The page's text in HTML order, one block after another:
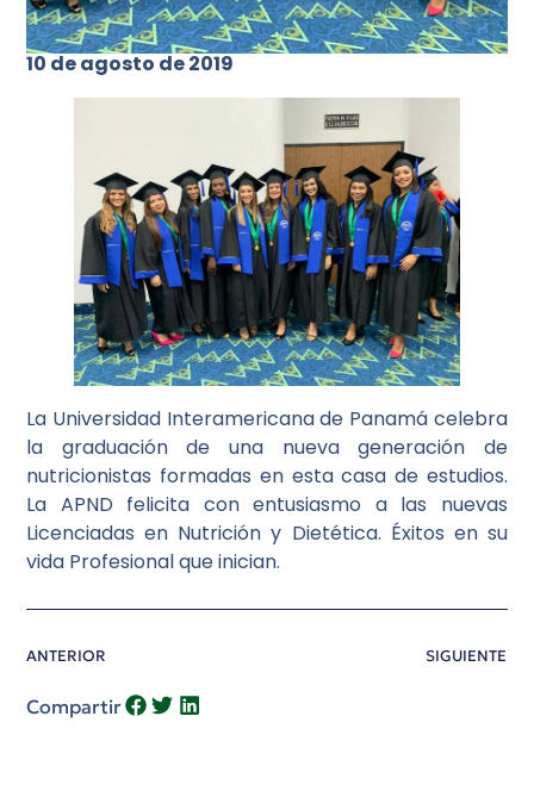
10 de agosto de 2019
La Universidad Interamericana de Panamá celebra
la graduación de una nueva generación de
nutricionistas formadas en esta casa de estudios.
La APND felicita con entusiasmo a las nuevas
Licenciadas en Nutrición y Dietética. Éxitos en su
vida Profesional que inician.
ANTERIOR SIGUIENTE
Compartir